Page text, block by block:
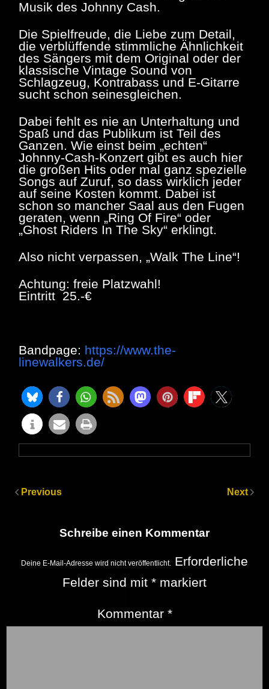
Musik des Johnny Cash.
Die Spielfreude, die Liebe zum Detail,
die verblüffende stimmliche Ähnlichkeit
des Sängers mit dem Original oder der
klassische Vintage Sound von
Schlagzeug, Kontrabass und E-Gitarre
sucht schon seinesgleichen.
Dabei fehlt es nie an Unterhaltung und
Spaß und das Publikum ist Teil des
Ganzen. Wie einst beim „echten“
Johnny-Cash-Konzert gibt es auch hier
die großen Hits oder mal ganz spezielle
Songs auf Zuruf, so dass wirklich jeder
auf seine Kosten kommt. Dabei ist
schon so mancher Saal aus den Fugen
geraten, wenn „Ring Of Fire“ oder
„Ghost Riders In The Sky“ erklingt.
Also nicht verpassen, „Walk The Line“!
Achtung: freie Platzwahl!
Eintritt 25.-€
Bandpage: https://www.the-
linewalkers.de/
Previous Next
Schreibe einen Kommentar
Deine E-Mail-Adresse wird nicht veröffentlicht. Erforderliche
Felder sind mit * markiert
Kommentar *